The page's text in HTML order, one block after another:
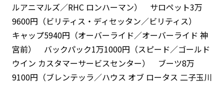
ルアニマルズ／RHC ロンハーマン） サロペット3万
9600円（ビリティス・ディセッタン／ビリティス）
キャップ5940円（オーバーライド／オーバーライド 神
宮前） バックパック1万1000円（スピード／ゴールド
ウイン カスタマーサービスセンター） ブーツ8万
9100円（ブレンテッラ／ハウス オブ ロータス 二子玉川